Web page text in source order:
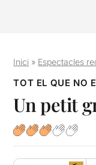
Inici » Espectacles
TOT EL QUE NO
Un petit